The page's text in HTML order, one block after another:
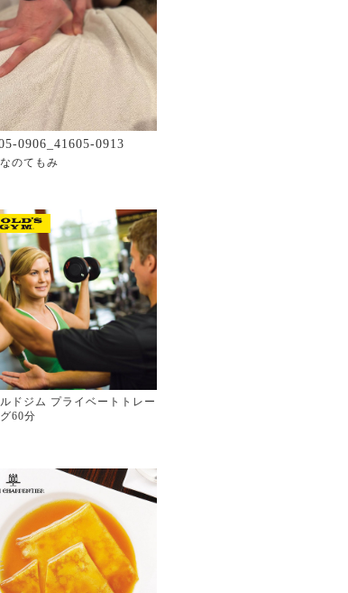
0906_41605-0913
のてもみ
ドジム プライベートトレー
60分